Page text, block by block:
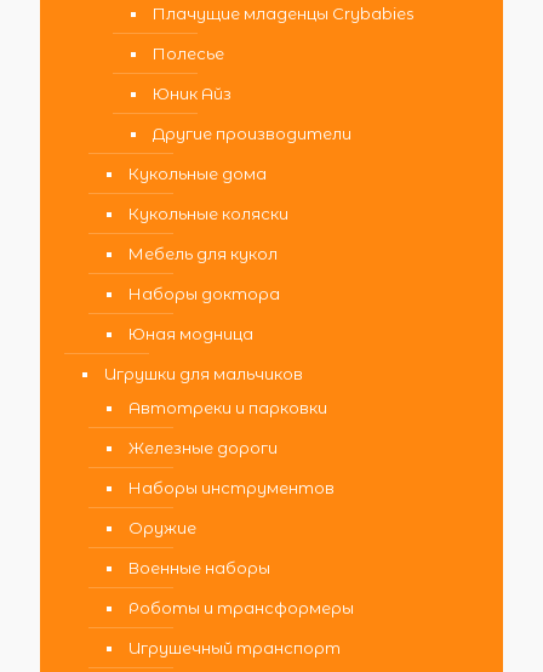
Плачущие младенцы Crybabies
Полесье
Юник Айз
Другие производители
Кукольные дома
Кукольные коляски
Мебель для кукол
Наборы доктора
Юная модница
Игрушки для мальчиков
Автотреки и парковки
Железные дороги
Наборы инструментов
Оружие
Военные наборы
Роботы и трансформеры
Игрушечный транспорт